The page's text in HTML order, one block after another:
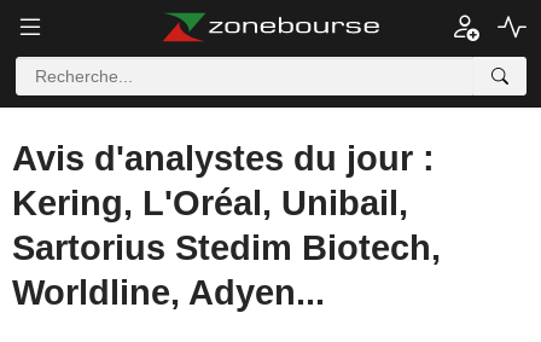
Avis d'analystes du jour :
Kering, L'Oréal, Unibail,
Sartorius Stedim Biotech,
Worldline, Adyen...